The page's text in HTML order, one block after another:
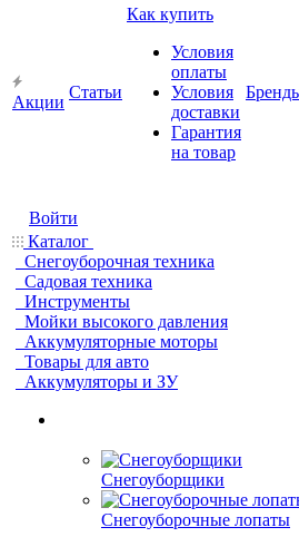
Акции
Статьи
Как купить
Условия
оплаты
Условия
доставки
Гарантия
на товар
Войти
Каталог
Снегоуборочная техника
Садовая техника
Инструменты
Мойки высокого давления
Аккумуляторные моторы
Товары для авто
Аккумуляторы и ЗУ
Снегоуборщики
Снегоуборочные лопаты